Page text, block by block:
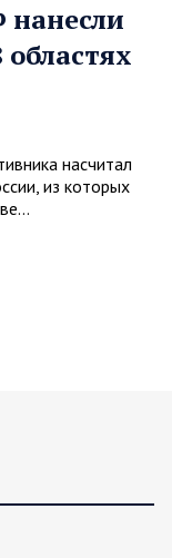
нанесли
насчитал
из которых